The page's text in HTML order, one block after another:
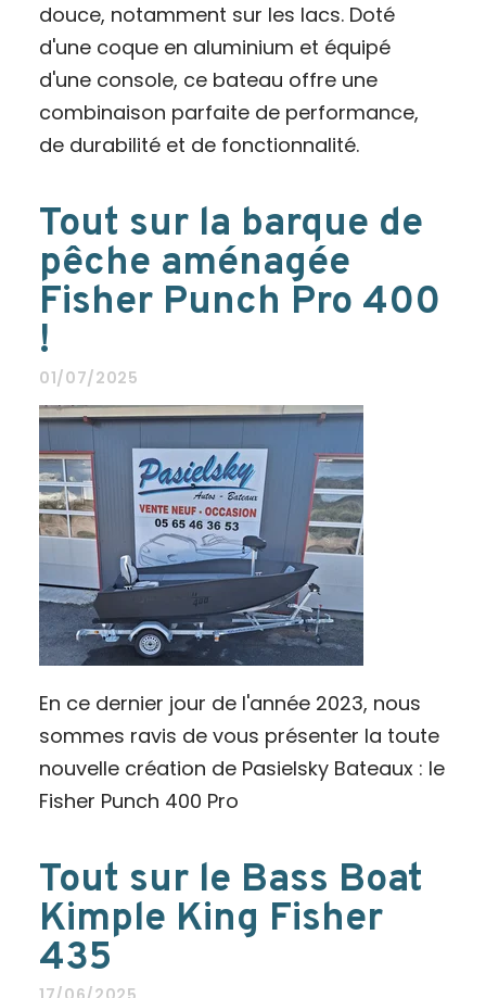
douce, notamment sur les lacs. Doté
d'une coque en aluminium et équipé
d'une console, ce bateau offre une
combinaison parfaite de performance,
de durabilité et de fonctionnalité.
Tout sur la barque de
pêche aménagée
Fisher Punch Pro 400
!
01/07/2025
En ce dernier jour de l'année 2023, nous
sommes ravis de vous présenter la toute
nouvelle création de Pasielsky Bateaux : le
Fisher Punch 400 Pro
Tout sur le Bass Boat
Kimple King Fisher
435